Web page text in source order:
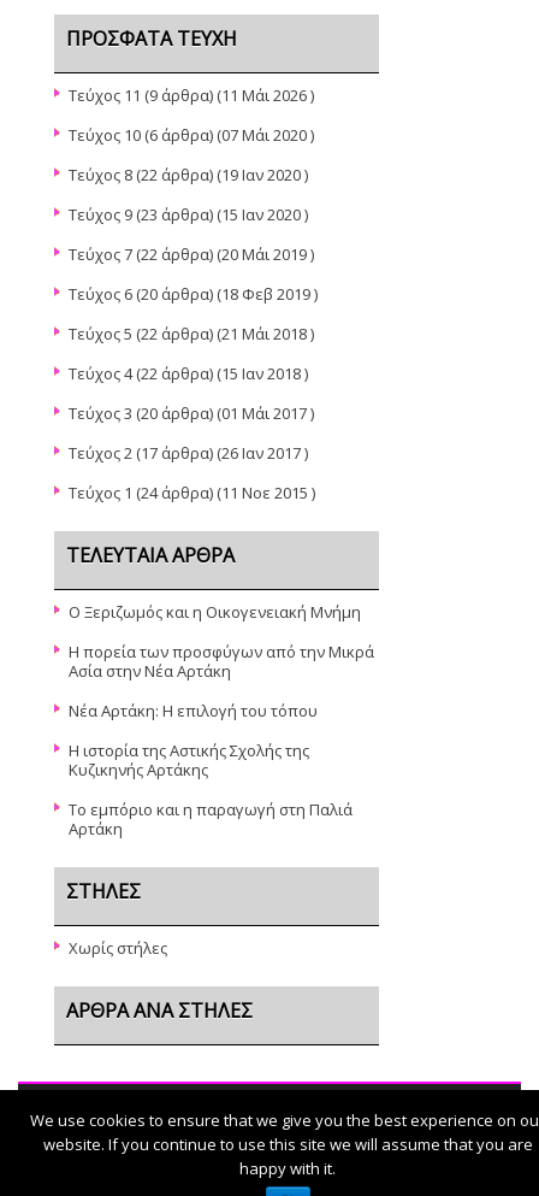
ΠΡΌΣΦΑΤΑ ΤΕΎΧΗ
Τεύχος 11 (9 άρθρα) (11 Μάι 2026 )
Τεύχος 10 (6 άρθρα) (07 Μάι 2020 )
Τεύχος 8 (22 άρθρα) (19 Ιαν 2020 )
Τεύχος 9 (23 άρθρα) (15 Ιαν 2020 )
Τεύχος 7 (22 άρθρα) (20 Μάι 2019 )
Τεύχος 6 (20 άρθρα) (18 Φεβ 2019 )
Τεύχος 5 (22 άρθρα) (21 Μάι 2018 )
Τεύχος 4(22 άρθρα) (15 Ιαν 2018 )
Τεύχος 3 (20 άρθρα) (01 Μάι 2017 )
Τεύχος 2 (17 άρθρα) (26 Ιαν 2017 )
Τεύχος 1 (24 άρθρα) (11 Νοε 2015 )
ΤΕΛΕΥΤΑΊΑ ΆΡΘΡΑ
Ο Ξεριζωμός και η Οικογενειακή Μνήμη
Η πορεία των προσφύγων από την Μικρά
Ασία στην Νέα Αρτάκη
Νέα Αρτάκη: Η επιλογή του τόπου
Η ιστορία της Αστικής Σχολής της
Κυζικηνής Αρτάκης
Το εμπόριο και η παραγωγή στη Παλιά
Αρτάκη
ΣΤΉΛΕΣ
Χωρίς στήλες
ΆΡΘΡΑ ΑΝΆ ΣΤΉΛΕΣ
© 2026Γενικό Λύκειο Νέας Αρτάκης
We use cookies to ensure that we give you the best experience on
website. If you continue to use this site we will assume that you are
happy with it.